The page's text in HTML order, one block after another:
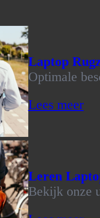
Laptop
Optimale
Lees meer
Leren
Bekijk onze